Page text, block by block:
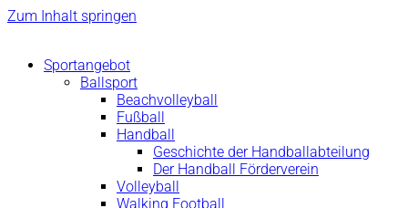
Zum Inhalt springen
Sportangebot
Ballsport
Beachvolleyball
Fußball
Handball
Geschichte der Handballabteilung
Der Handball Förderverein
Volleyball
Walking Football